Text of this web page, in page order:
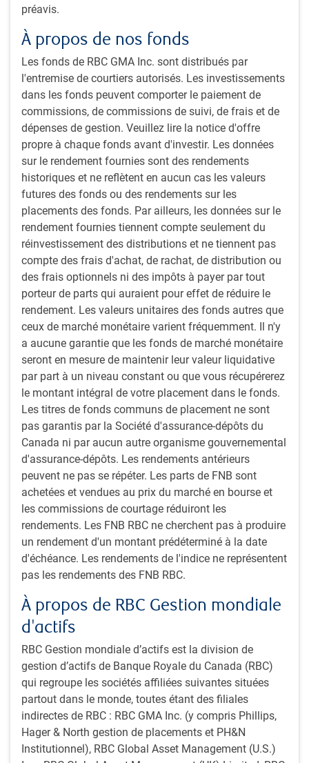
préavis.
À propos de nos fonds
Les fonds de RBC GMA Inc. sont distribués par
l'entremise de courtiers autorisés. Les investissements
dans les fonds peuvent comporter le paiement de
commissions, de commissions de suivi, de frais et de
dépenses de gestion. Veuillez lire la notice d'offre
propre à chaque fonds avant d'investir. Les données
sur le rendement fournies sont des rendements
historiques et ne reflètent en aucun cas les valeurs
futures des fonds ou des rendements sur les
placements des fonds. Par ailleurs, les données sur le
rendement fournies tiennent compte seulement du
réinvestissement des distributions et ne tiennent pas
compte des frais d'achat, de rachat, de distribution ou
des frais optionnels ni des impôts à payer par tout
porteur de parts qui auraient pour effet de réduire le
rendement. Les valeurs unitaires des fonds autres que
ceux de marché monétaire varient fréquemment. Il n'y
a aucune garantie que les fonds de marché monétaire
seront en mesure de maintenir leur valeur liquidative
par part à un niveau constant ou que vous récupérerez
le montant intégral de votre placement dans le fonds.
Les titres de fonds communs de placement ne sont
pas garantis par la Société d'assurance-dépôts du
Canada ni par aucun autre organisme gouvernemental
d'assurance-dépôts. Les rendements antérieurs
peuvent ne pas se répéter. Les parts de FNB sont
achetées et vendues au prix du marché en bourse et
les commissions de courtage réduiront les
rendements. Les FNB RBC ne cherchent pas à produire
un rendement d'un montant prédéterminé à la date
d'échéance. Les rendements de l'indice ne représentent
pas les rendements des FNB RBC.
À propos de RBC Gestion mondiale
d'actifs
RBC Gestion mondiale d’actifs est la division de
gestion d’actifs de Banque Royale du Canada (RBC)
qui regroupe les sociétés affiliées suivantes situées
partout dans le monde, toutes étant des filiales
indirectes de RBC : RBC GMA Inc. (y compris Phillips,
Hager & North gestion de placements et PH&N
Institutionnel), RBC Global Asset Management (U.S.)
Nota : En date d’octobre 2024. Sources : Bloomberg, RBC GMA
Nous reconnaissons que l’éventail de résultats possibles
autour de notre scénario de base favorable est relativement
vaste en raison de divers risques. Les tensions
géopolitiques se sont intensifiées au Moyen-Orient ainsi
qu’entre la Russie et l’Ukraine. La croissance de la Chine
demeure préoccupante, notamment en raison de l’énorme
endettement du pays. Tant que nous n’aurons pas plus de
détails de la nouvelle administration américaine sur les
politiques liées au commerce, à l’immigration et aux
dépenses budgétaires, il sera difficile de quantifier les
répercussions économiques potentielles.
L’inflation s’est améliorée de manière significative,
mais les droits de douane pourraient compliquer les
perspectives
L’une des conséquences positives de la hausse des taux
d’intérêt est que l’inflation se rapproche sensiblement de
2 %. Selon l’IPC global aux États-Unis, l’inflation a chuté à
2,6 % après avoir atteint un sommet de 9,1 % à la mi-2022.
Nous continuons à prévoir que les pressions sur les prix
diminueront au cours de l’année à venir, ce qui permettra
aux banques centrales de poursuivre l’assouplissement des
restrictions monétaires (figure 3). Les progrès concernant
l’inflation pourraient ralentir ou être temporairement
inversés si Donald Trump instaurait des droits de douane
importants, car les entreprises pourraient choisir de
clients. Dans un tel cas, les perspectives d’inflation seraient
brouillées. En théorie, l’incidence des droits de douane sur
l’inflation devrait être temporaire, mais même une hausse
de courte durée pourrait avoir une influence significative
sur la politique de la banque centrale.
Figure 3 : Mesures de l’inflation aux États-Unis